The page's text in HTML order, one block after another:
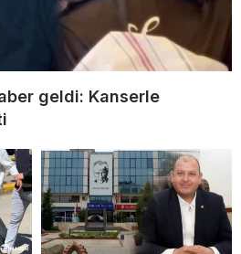
geldi: Kanserle